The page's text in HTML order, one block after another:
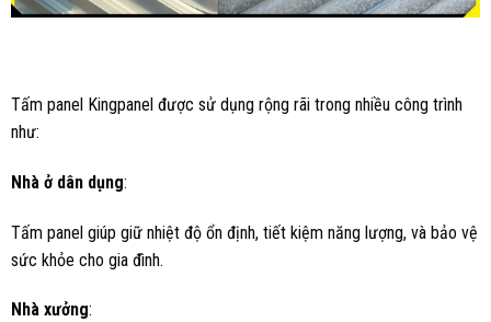
Tấm panel Kingpanel được sử dụng rộng rãi trong nhiều công trình
như:
Nhà ở dân dụng:
Tấm panel giúp giữ nhiệt độ ổn định, tiết kiệm năng lượng, và bảo vệ
sức khỏe cho gia đình.
Nhà xưởng: